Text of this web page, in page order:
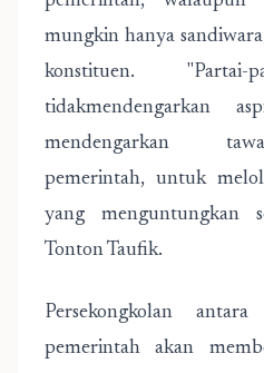
mungkin hanya
konstituen.
tidakmendengarkan
mendengarkan
pemerintah, untuk
yang menguntungkan
Tonton Taufik.
Persekongkolan
pemerintah akan